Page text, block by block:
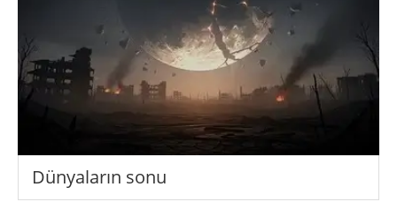
Dünyaların sonu